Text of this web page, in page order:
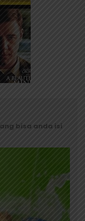
bisa anda isi